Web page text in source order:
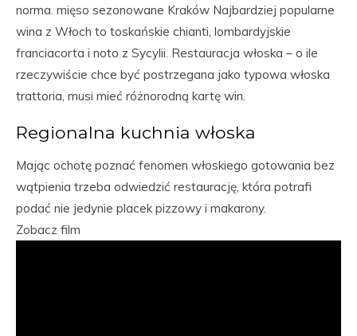
norma. mięso sezonowane Kraków Najbardziej popularne
wina z Włoch to toskańskie chianti, lombardyjskie
franciacorta i noto z Sycylii. Restauracja włoska – o ile
rzeczywiście chce być postrzegana jako typowa włoska
trattoria, musi mieć różnorodną kartę win.
Regionalna kuchnia włoska
Mając ochotę poznać fenomen włoskiego gotowania bez
wątpienia trzeba odwiedzić restaurację, która potrafi
podać nie jedynie placek pizzowy i makarony.
Zobacz film